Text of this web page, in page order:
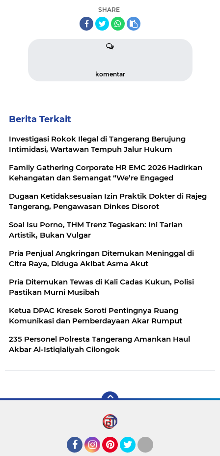
SHARE
komentar
Berita Terkait
Investigasi Rokok Ilegal di Tangerang Berujung
Intimidasi, Wartawan Tempuh Jalur Hukum
Family Gathering Corporate HR EMC 2026 Hadirkan
Kehangatan dan Semangat “We’re Engaged
Dugaan Ketidaksesuaian Izin Praktik Dokter di Rajeg
Tangerang, Pengawasan Dinkes Disorot
Soal Isu Porno, THM Trenz Tegaskan: Ini Tarian
Artistik, Bukan Vulgar
Pria Penjual Angkringan Ditemukan Meninggal di
Citra Raya, Diduga Akibat Asma Akut
Pria Ditemukan Tewas di Kali Cadas Kukun, Polisi
Pastikan Murni Musibah
Ketua DPAC Kresek Soroti Pentingnya Ruang
Komunikasi dan Pemberdayaan Akar Rumput
235 Personel Polresta Tangerang Amankan Haul
Akbar Al-Istiqlaliyah Cilongok